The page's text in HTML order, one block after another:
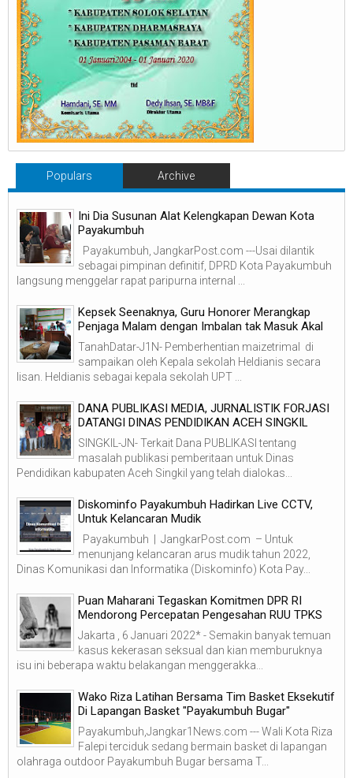
Populars Archive
Ini Dia Susunan Alat Kelengkapan Dewan Kota
Payakumbuh
Payakumbuh, JangkarPost.com ---Usai dilantik
sebagai pimpinan definitif, DPRD Kota Payakumbuh
langsung menggelar rapat paripurna internal ...
Kepsek Seenaknya, Guru Honorer Merangkap
Penjaga Malam dengan Imbalan tak Masuk Akal
TanahDatar-J1N- Pemberhentian maizetrimal di
sampaikan oleh Kepala sekolah Heldianis secara
lisan. Heldianis sebagai kepala sekolah UPT ...
DANA PUBLIKASI MEDIA, JURNALISTIK FORJASI
DATANGI DINAS PENDIDIKAN ACEH SINGKIL
SINGKIL-JN- Terkait Dana PUBLIKASI tentang
masalah publikasi pemberitaan untuk Dinas
Pendidikan kabupaten Aceh Singkil yang telah dialokas...
Diskominfo Payakumbuh Hadirkan Live CCTV,
Untuk Kelancaran Mudik
Payakumbuh | JangkarPost.com – Untuk
menunjang kelancaran arus mudik tahun 2022,
Dinas Komunikasi dan Informatika (Diskominfo) Kota Pay...
Puan Maharani Tegaskan Komitmen DPR RI
Mendorong Percepatan Pengesahan RUU TPKS
Jakarta , 6 Januari 2022* - Semakin banyak temuan
kasus kekerasan seksual dan kian memburuknya
isu ini beberapa waktu belakangan menggerakka...
Wako Riza Latihan Bersama Tim Basket Eksekutif
Di Lapangan Basket "Payakumbuh Bugar"
Payakumbuh,Jangkar1News.com --- Wali Kota Riza
Falepi terciduk sedang bermain basket di lapangan
olahraga outdoor Payakumbuh Bugar bersama T...